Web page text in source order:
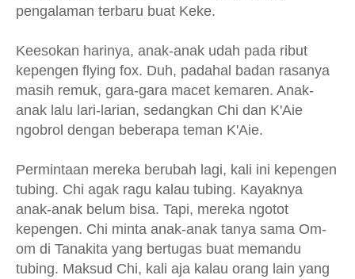
pengalaman terbaru buat Keke.
Keesokan harinya, anak-anak udah pada ribut
kepengen flying fox. Duh, padahal badan rasanya
masih remuk, gara-gara macet kemaren. Anak-
anak lalu lari-larian, sedangkan Chi dan K'Aie
ngobrol dengan beberapa teman K'Aie.
Permintaan mereka berubah lagi, kali ini kepengen
tubing. Chi agak ragu kalau tubing. Kayaknya
anak-anak belum bisa. Tapi, mereka ngotot
kepengen. Chi minta anak-anak tanya sama Om-
om di Tanakita yang bertugas buat memandu
tubing. Maksud Chi, kali aja kalau orang lain yang